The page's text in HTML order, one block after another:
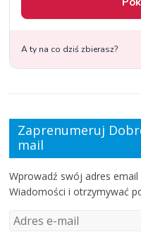
Zaprenumeruj
mail
Wprowadź swój adres
Wiadomości i otrzymywać